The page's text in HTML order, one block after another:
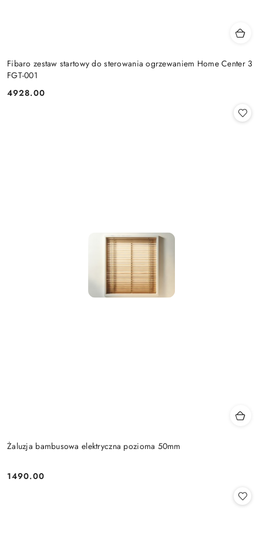
Fibaro zestaw startowy do sterowania ogrzewaniem Home Center 3
FGT-001
Cena:
4928.00
Żaluzja bambusowa elektryczna pozioma 50mm
Cena:
1490.00